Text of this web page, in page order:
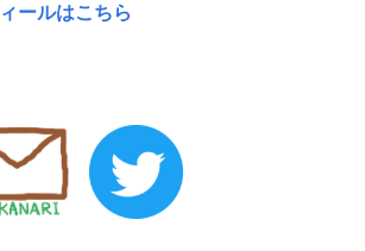
ールはこちら